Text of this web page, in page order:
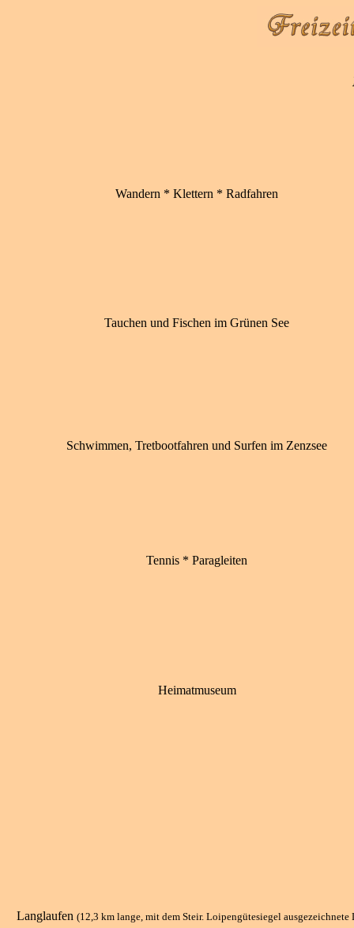
Wandern * Klettern * Radfahren
Tauchen und Fischen im Grünen See
Schwimmen, Tretbootfahren und Surfen im Zenzsee
Tennis * Paragleiten
Heimatmuseum
Langlaufen (12,3 km lange, mit dem Steir. Loipengütesiegel ausgezeichnete